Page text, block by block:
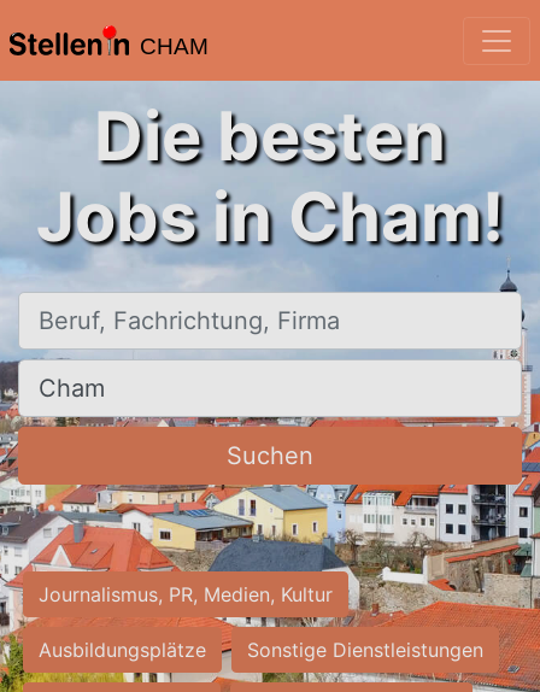
CHAM
Die besten
Jobs in Cham!
Beruf, Fachrichtung, Firma
Ort, Stadt
Suchen
Journalismus, PR, Medien, Kultur
Ausbildungsplätze Sonstige Dienstleistungen